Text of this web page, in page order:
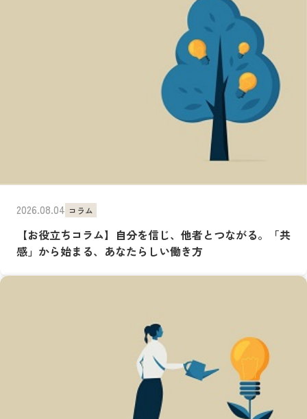
2026.08.04 コラム
【お役立ちコラム】自分を信じ、他者とつながる。「共
感」から始まる、あなたらしい働き方